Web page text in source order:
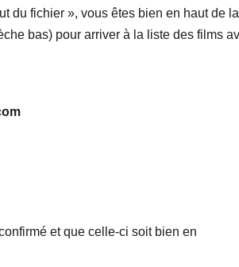
du fichier », vous êtes bien en haut de la
bas) pour arriver à la liste des films
et que celle-ci soit bien en